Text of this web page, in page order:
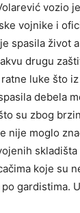
vozio
vojnike i
spasila život
drugu
luke što
debela
su zbog
nije moglo
koje su
gardistima.